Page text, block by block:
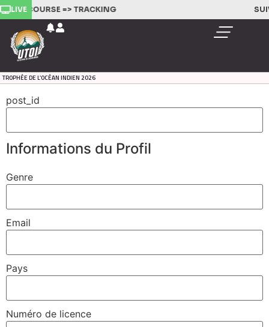
LIVE
LA COURSE =>TRACKING
TROPHÉE DE L’OCÉAN INDIEN 2026
post_id
Informations du Profil
Genre
Email
Pays
Numéro de licence